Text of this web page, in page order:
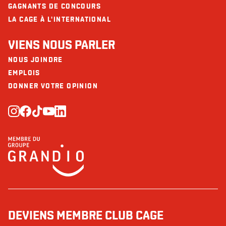
GAGNANTS DE CONCOURS
LA CAGE À L'INTERNATIONAL
VIENS NOUS PARLER
NOUS JOINDRE
EMPLOIS
DONNER VOTRE OPINION
DEVIENS MEMBRE CLUB CAGE